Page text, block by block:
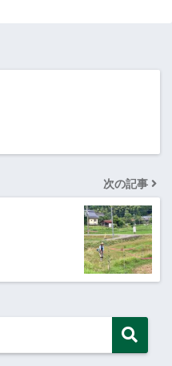
次の記事